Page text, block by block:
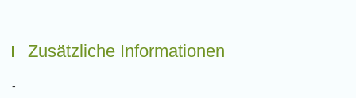
Zusätzliche Informationen
-